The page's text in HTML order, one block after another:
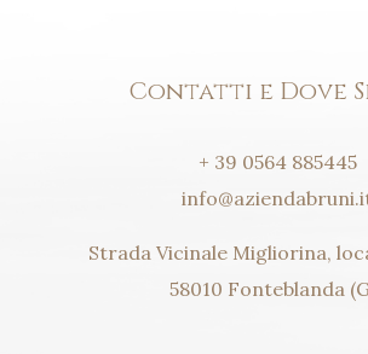
Contatti e Dove
+ 39 0564 885445
Strada Vicinale Migliorina,
58010 Fonteblanda